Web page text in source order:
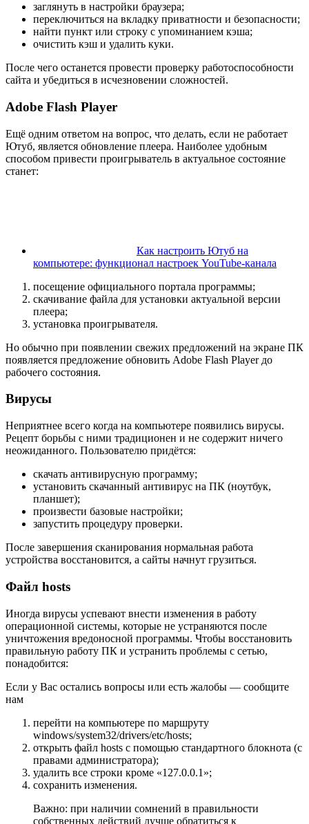
заглянуть в настройки браузера;
переключиться на вкладку приватности и безопасности;
найти пункт или строку с упоминанием кэша;
очистить кэш и удалить куки.
После чего останется провести проверку работоспособности
сайта и убедиться в исчезновении сложностей.
Adobe Flash Player
Ещё одним ответом на вопрос, что делать, если не работает
Ютуб, является обновление плеера. Наиболее удобным
способом привести проигрыватель в актуальное состояние
станет:
Как настроить Ютуб на
компьютере: функционал настроек YouTube-канала
посещение официального портала программы;
скачивание файла для установки актуальной версии
плеера;
установка проигрывателя.
Но обычно при появлении свежих предложений на экране ПК
появляется предложение обновить Adobe Flash Player до
рабочего состояния.
Вирусы
Неприятнее всего когда на компьютере появились вирусы.
Рецепт борьбы с ними традиционен и не содержит ничего
неожиданного. Пользователю придётся:
скачать антивирусную программу;
установить скачанный антивирус на ПК (ноутбук,
планшет);
произвести базовые настройки;
запустить процедуру проверки.
После завершения сканирования нормальная работа
устройства восстановится, а сайты начнут грузиться.
Файл hosts
Иногда вирусы успевают внести изменения в работу
операционной системы, которые не устраняются после
уничтожения вредоносной программы. Чтобы восстановить
правильную работу ПК и устранить проблемы с сетью,
понадобится:
Если у Вас остались вопросы или есть жалобы — сообщите
нам
перейти на компьютере по маршруту
windows/system32/drivers/etc/hosts;
открыть файл hosts с помощью стандартного блокнота (с
правами администратора);
удалить все строки кроме «127.0.0.1»;
сохранить изменения.
Важно: при наличии сомнений в правильности
собственных действий лучше обратиться к